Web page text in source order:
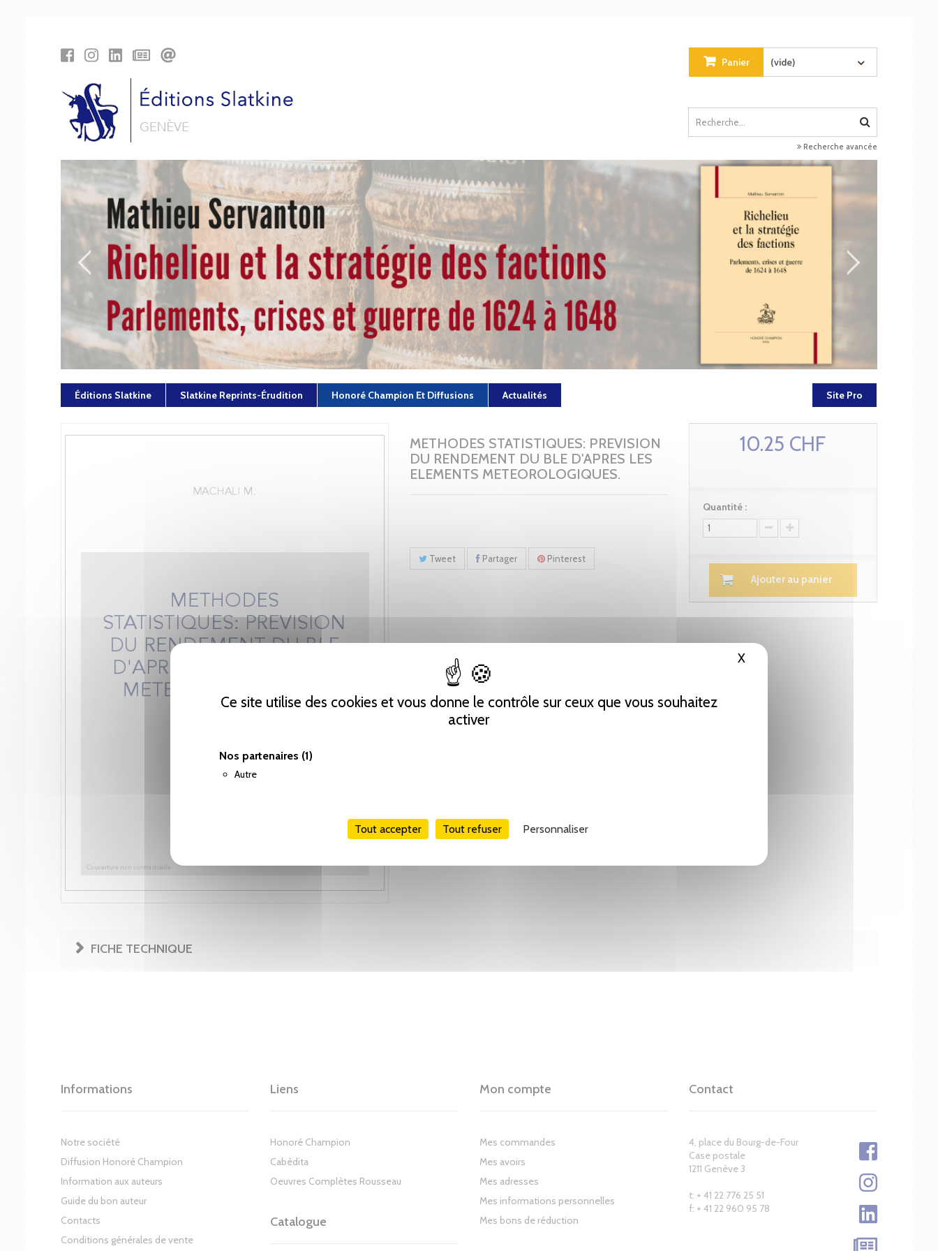
Ce site utilise des cookies et vous donne le contrôle sur ceux que vous souhaitez
activer
Nos partenaires (1)
Autre
Tout accepter Tout refuser Personnaliser
X Masquer le bandeau des cookies
Panier (vide)
Recherche avancée
Éditions Slatkine Slatkine Reprints-Érudition Honoré Champion Et Diffusions Actualités Site Pro
METHODES STATISTIQUES: PREVISION
DU RENDEMENT DU BLE D'APRES LES
ELEMENTS METEOROLOGIQUES.
Tweet Partager Pinterest
10.25 CHF
Quantité :
Ajouter au panier
FICHE TECHNIQUE
Informations
Notre société
Diffusion Honoré Champion
Information aux auteurs
Guide du bon auteur
Contacts
Conditions générales de vente
Liens
Honoré Champion
Cabédita
Oeuvres Complètes Rousseau
Catalogue
Mon compte
Mes commandes
Mes avoirs
Mes adresses
Mes informations personnelles
Mes bons de réduction
Contact
4, place du Bourg-de-Four
Case postale
1211 Genève 3
t: + 41 22 776 25 51
f: + 41 22 960 95 78